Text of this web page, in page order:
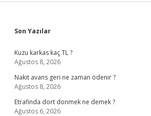
Sidebar
Son Yazılar
Kuzu karkas kaç TL ?
Ağustos 8, 2026
Nakit avans geri ne zaman ödenir ?
Ağustos 8, 2026
Etrafinda dort donmek ne demek ?
Ağustos 6, 2026